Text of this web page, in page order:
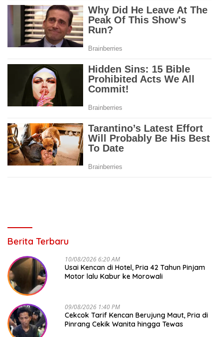
Berita Terbaru
10/08/2026 6:20 AM
Usai Kencan di Hotel, Pria 42 Tahun Pinjam
Motor lalu Kabur ke Morowali
09/08/2026 1:40 PM
Cekcok Tarif Kencan Berujung Maut, Pria di
Pinrang Cekik Wanita hingga Tewas